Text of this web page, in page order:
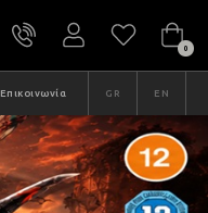
0
Επικοινωνία GR EN